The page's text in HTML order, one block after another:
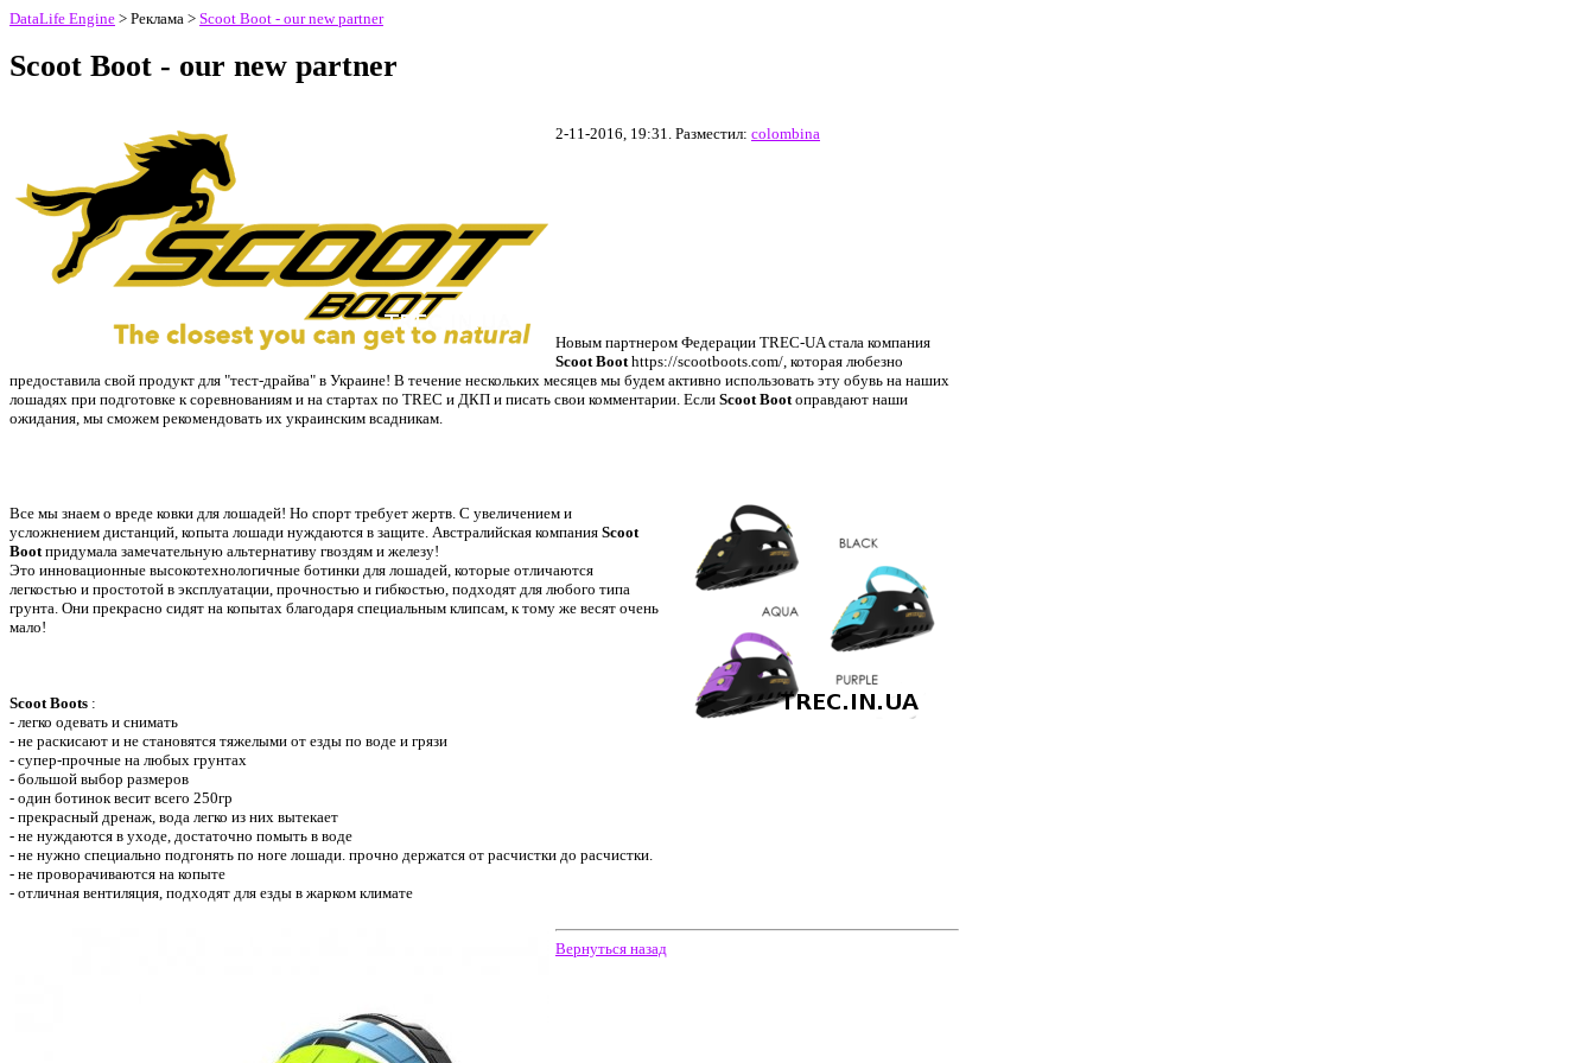
DataLife Engine > Реклама > Scoot Boot - our new partner
Scoot Boot - our new partner
2-11-2016, 19:31. Разместил: colombina
Новым партнером Федерации TREC-UA стала компания
Scoot Boot https://scootboots.com/, которая любезно
предоставила свой продукт для "тест-драйва" в Украине! В течение нескольких месяцев мы будем активно использовать эту обувь на наших
лошадях при подготовке к соревнованиям и на стартах по TREC и ДКП и писать свои комментарии. Если Scoot Boot оправдают наши
ожидания, мы сможем рекомендовать их украинским всадникам.
Все мы знаем о вреде ковки для лошадей! Но спорт требует жертв. С увеличением и
усложнением дистанций, копыта лошади нуждаются в защите. Австралийская компания Scoot
Boot придумала замечательную альтернативу гвоздям и железу!
Это инновационные высокотехнологичные ботинки для лошадей, которые отличаются
легкостью и простотой в эксплуатации, прочностью и гибкостью, подходят для любого типа
грунта. Они прекрасно сидят на копытах благодаря специальным клипсам, к тому же весят очень
мало!
Scoot Boots :
- легко одевать и снимать
- не раскисают и не становятся тяжелыми от езды по воде и грязи
- супер-прочные на любых грунтах
- большой выбор размеров
- один ботинок весит всего 250гр
- прекрасный дренаж, вода легко из них вытекает
- не нуждаются в уходе, достаточно помыть в воде
- не нужно специально подгонять по ноге лошади. прочно держатся от расчистки до расчистки.
- не проворачиваются на копыте
- отличная вентиляция, подходят для езды в жарком климате
Вернуться назад